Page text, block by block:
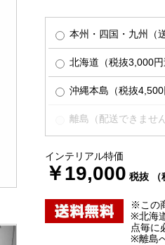
本州・四国・九州（
北海道（税抜3,000円
沖縄本島（税抜4,500
離島（配送できません
インテリアル特価
￥19,000 税抜 （
※この
※北海
点毎に
※離島